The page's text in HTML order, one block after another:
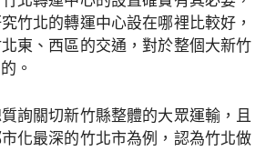
竹北的轉運中心設在哪裡比較好，
東、西區的交通，對於整個大新竹
。
詢關切新竹縣整體的大眾運輸，且
化最深的竹北市為例，認為竹北做